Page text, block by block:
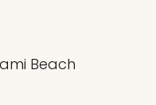
Beach